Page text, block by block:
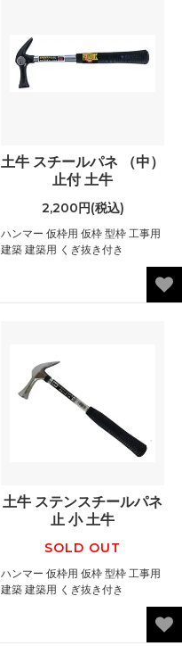
土牛 スチールパネ （中）
止付 土牛
2,200円(税込)
ハンマー 仮枠用 仮枠 型枠 工事用
建築 建築用 くぎ抜き付き
土牛 ステンスチールパネ
止 小 土牛
SOLD OUT
ハンマー 仮枠用 仮枠 型枠 工事用
建築 建築用 くぎ抜き付き